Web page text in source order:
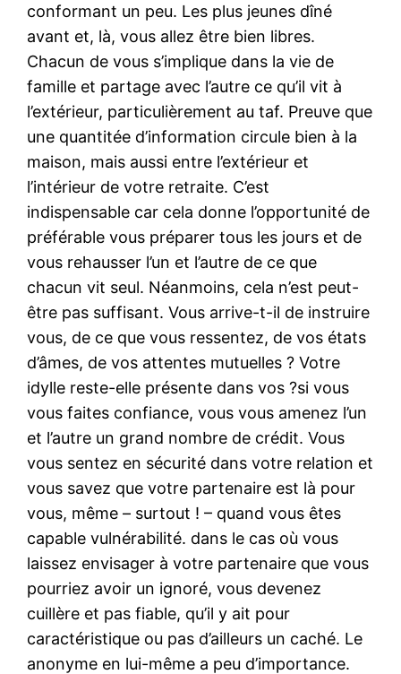
conformant un peu. Les plus jeunes dîné
avant et, là, vous allez être bien libres.
Chacun de vous s’implique dans la vie de
famille et partage avec l’autre ce qu’il vit à
l’extérieur, particulièrement au taf. Preuve que
une quantitée d’information circule bien à la
maison, mais aussi entre l’extérieur et
l’intérieur de votre retraite. C’est
indispensable car cela donne l’opportunité de
préférable vous préparer tous les jours et de
vous rehausser l’un et l’autre de ce que
chacun vit seul. Néanmoins, cela n’est peut-
être pas suffisant. Vous arrive-t-il de instruire
vous, de ce que vous ressentez, de vos états
d’âmes, de vos attentes mutuelles ? Votre
idylle reste-elle présente dans vos ?si vous
vous faites confiance, vous vous amenez l’un
et l’autre un grand nombre de crédit. Vous
vous sentez en sécurité dans votre relation et
vous savez que votre partenaire est là pour
vous, même – surtout ! – quand vous êtes
capable vulnérabilité. dans le cas où vous
laissez envisager à votre partenaire que vous
pourriez avoir un ignoré, vous devenez
cuillère et pas fiable, qu’il y ait pour
caractéristique ou pas d’ailleurs un caché. Le
anonyme en lui-même a peu d’importance.